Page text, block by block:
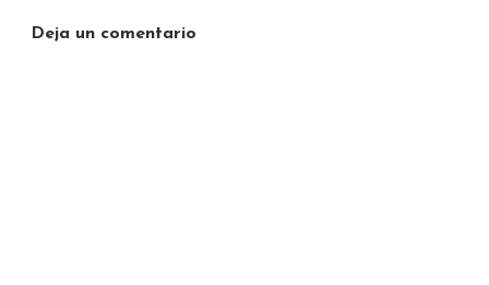
Deja un comentario